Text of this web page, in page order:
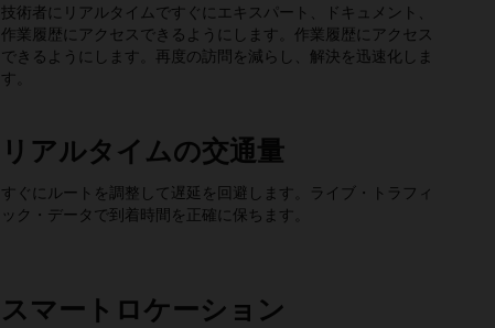
技術者にリアルタイムですぐにエキスパート、ドキュメント、
作業履歴にアクセスできるようにします。作業履歴にアクセス
できるようにします。再度の訪問を減らし、解決を迅速化しま
す。
リアルタイムの交通量
すぐにルートを調整して遅延を回避します。ライブ・トラフィ
ック・データで到着時間を正確に保ちます。
スマートロケーション